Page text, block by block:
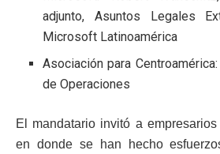
adjunto, Asuntos Legales
Microsoft Latinoamérica
Asociación para
de Operaciones
El mandatario invitó a
en donde se han hecho